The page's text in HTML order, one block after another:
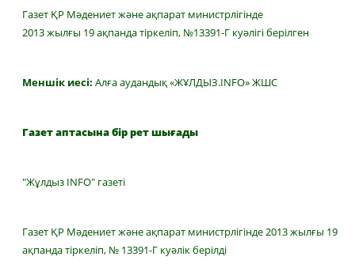
Газет ҚР Мәдениет және ақпарат министрлігінде
2013 жылғы 19 ақпанда тіркеліп, №13391-Г куәлігі берілген
Меншік иесі: Алға аудандық «ЖҰЛДЫЗ.INFO» ЖШС
Газет аптасына бір рет шығады
"Жұлдыз INFO" газеті
Газет ҚР Мәдениет және ақпарат министрлігінде 2013 жылғы 19
ақпанда тіркеліп, № 13391-Г куәлік берілді